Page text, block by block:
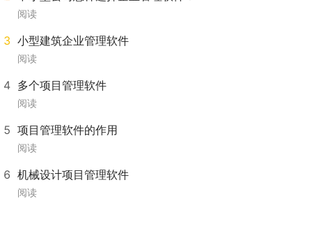
阅读
小型建筑企业管理软件
阅读
多个项目管理软件
阅读
项目管理软件的作用
阅读
机械设计项目管理软件
阅读